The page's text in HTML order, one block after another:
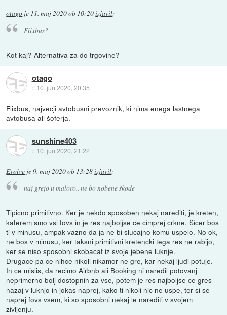
otago je 11. maj 2020 ob 10:20izjavil:
Flixbus?
Kot kaj? Alternativa za do trgovine?
otago
:: 10. jun 2020, 20:35
Flixbus, najvecji avtobusni prevoznik, ki nima enega lastnega
avtobusa ali šoferja.
sunshine403
:: 10. jun 2020, 21:22
Evolve je 9. maj 2020 ob 13:28izjavil:
naj grejo u maloro.. ne bo nobene škode
Tipicno primitivno. Ker je nekdo sposoben nekaj narediti, je kreten,
katerem smo vsi fovs in je res najboljse ce cimprej crkne. Sicer bos
ti v minusu, ampak vazno da ja ne bi slucajno komu uspelo. No ok,
ne bos v minusu, ker taksni primitivni kretencki tega res ne rabijo,
ker se niso sposobni skobacat iz svoje jebene luknje.
Drugace pa ce nihce nikoli nikamor ne gre, kar nekaj ljudi potuje.
In ce mislis, da recimo Airbnb ali Booking ni naredil potovanj
neprimerno bolj dostopnih za vse, potem je res najboljse ce gres
nazaj v luknjo in jokas naprej, kako ti nikoli nic ne uspe, ter si se
naprej fovs vsem, ki so sposobni nekaj le narediti v svojem
zivljenju.